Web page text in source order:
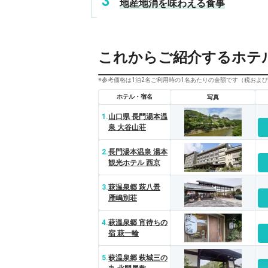
地産地消を味わえる食事
これからご紹介するホテ
※参考価格は1泊2名ご利用時の1名あたりの金額です（税およ
ホテル・宿名 写真
1.山口県 長門湯本温
泉 大谷山荘
2.長門湯本温泉 湯本
観光ホテル 西京
3.萩温泉郷 萩八景
雁嶋別荘
4.萩温泉郷 宵待ちの
宿 萩一輪
5.萩温泉郷 萩城三の